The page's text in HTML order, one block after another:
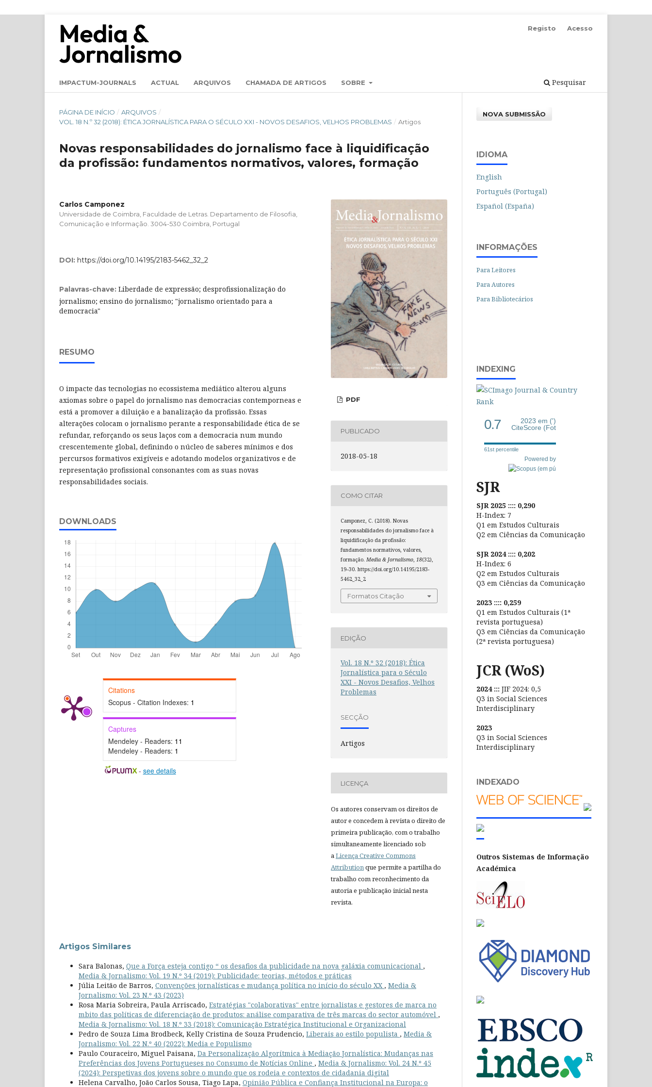
IMPACTUM-JOURNALS ACTUAL ARQUIVOS CHAMADA DE ARTIGOS SOBRE Pesquisar
Registo Acesso
PÁGINA DE INÍCIO / ARQUIVOS /
VOL. 18 N.º 32 (2018): ÉTICA JORNALÍSTICA PARA O SÉCULO XXI - NOVOS DESAFIOS, VELHOS PROBLEMAS / Artigos
Novas responsabilidades do jornalismo face à liquidificação
da profissão: fundamentos normativos, valores, formação
Carlos Camponez
Universidade de Coimbra, Faculdade de Letras. Departamento de Filosofia,
Comunicação e Informação. 3004-530 Coimbra, Portugal
DOI: https://doi.org/10.14195/2183-5462_32_2
Palavras-chave: Liberdade de expressão; desprofissionalização do
jornalismo; ensino do jornalismo; "jornalismo orientado para a
democracia"
RESUMO
O impacte das tecnologias no ecossistema mediático alterou alguns
axiomas sobre o papel do jornalismo nas democracias contemporneas e
está a promover a diluição e a banalização da profissão. Essas
alterações colocam o jornalismo perante a responsabilidade ética de se
refundar, reforçando os seus laços com a democracia num mundo
crescentemente global, definindo o núcleo de saberes mínimos e dos
percursos formativos exigíveis e adotando modelos organizativos e de
representação profissional consonantes com as suas novas
responsabilidades sociais.
DOWNLOADS
Citations
Scopus - Citation Indexes: 1
Captures
Mendeley - Readers: 11
Mendeley - Readers: 1
- see details
PDF
PUBLICADO
2018-05-18
COMO CITAR
Camponez, C. (2018). Novas
responsabilidades do jornalismo face à
liquidificação da profissão:
fundamentos normativos, valores,
formação. Media & Jornalismo 18(32),
19–30. https://doi.org/10.14195/2183-
5462_32_2
Formatos Citação
EDIÇÃO
Vol. 18 N.º 32 (2018): Ética
Jornalística para o Século
XXI - Novos Desafios, Velhos
Problemas
SECÇÃO
Artigos
LICENÇA
Os autores conservam os direitos de
autor e concedem à revista o direito de
primeira publicação, com o trabalho
simultaneamente licenciado sob
aLicença Creative Commons
Attributionque permite a partilha do
trabalho com reconhecimento da
autoria e publicação inicial nesta
revista.
Artigos Similares
Sara Balonas, Que a Força esteja contigo “ os desafios da publicidade na nova galáxia comunicacional ,
Media & Jornalismo: Vol. 19 N.º 34 (2019): Publicidade: teorias, métodos e práticas
Júlia Leitão de Barros, Convenções jornalísticas e mudança política no início do século XX , Media &
Jornalismo: Vol. 23 N.º 43 (2023)
Rosa Maria Sobreira, Paula Arriscado, Estratégias "colaborativas" entre jornalistas e gestores de marca no
mbito das políticas de diferenciação de produtos: análise comparativa de três marcas do sector automóvel ,
Media & Jornalismo: Vol. 18 N.º 33 (2018): Comunicação Estratégica Institucional e Organizacional
Pedro de Souza Lima Brodbeck, Kelly Cristina de Souza Prudencio, Liberais ao estilo populista , Media &
Jornalismo: Vol. 22 N.º 40 (2022): Media e Populismo
Paulo Couraceiro, Miguel Paisana, Da Personalização Algorítmica à Mediação Jornalística: Mudanças nas
Preferências dos Jovens Portugueses no Consumo de Notícias Online , Media & Jornalismo: Vol. 24 N.º 45
(2024): Perspetivas dos jovens sobre o mundo que os rodeia e contextos de cidadania digital
Helena Carvalho, João Carlos Sousa, Tiago Lapa, Opinião Pública e Confiança Institucional na Europa: o
NOVA SUBMISSÃO
IDIOMA
English
Português (Portugal)
Español (España)
INFORMAÇÕES
Para Leitores
Para Autores
Para Bibliotecários
INDEXING
0.7
2023 em (')
CiteScore (Fot
61st percentile
Powered by
SJR
SJR 2025 :::: 0,290
H-Index: 7
Q1 em Estudos Culturais
Q2 em Ciências da Comunicação
SJR 2024 :::: 0,202
H-Index: 6
Q2 em Estudos Culturais
Q3 em Ciências da Comunicação
2023 :::: 0,259
Q1 em Estudos Culturais (1ª
revista portuguesa)
Q3 em Ciências da Comunicação
(2ª revista portuguesa)
JCR (WoS)
2024 ::: JIF 2024: 0,5
Q3 in Social Sciences
Interdisciplinary
2023
Q3 in Social Sciences
Interdisciplinary
INDEXADO
Outros Sistemas de Informação
Académica